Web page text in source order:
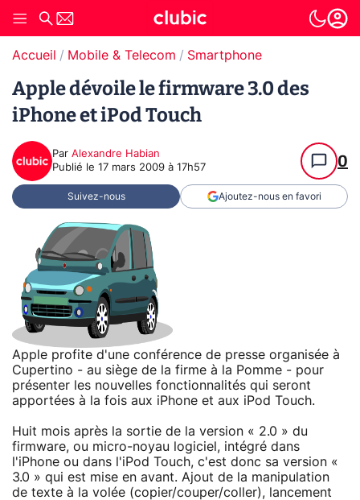
Accueil Mobile & Telecom Smartphone
Apple dévoile le firmware 3.0 des
iPhone et iPod Touch
Par Alexandre Habian
Publié le 17 mars 2009 à 17h57 0
Suivez-nous Ajoutez-nous en favori
Apple profite d'une conférence de presse organisée à
Cupertino - au siège de la firme à la Pomme - pour
présenter les nouvelles fonctionnalités qui seront
apportées à la fois aux iPhone et aux iPod Touch.
Huit mois après la sortie de la version « 2.0 » du
firmware, ou micro-noyau logiciel, intégré dans
l'iPhone ou dans l'iPod Touch, c'est donc sa version «
3.0 » qui est mise en avant. Ajout de la manipulation
de texte à la volée (copier/couper/coller), lancement